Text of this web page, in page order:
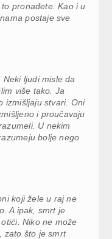
pronađete. Kao i u
postaje sve
ljudi misle da
više tako. Ja
izmišljaju stvari. Oni
i proučavaju
U nekim
bolje nego
koji žele u raj ne
A ipak, smrt je
Niko ne može
zato što je smrt